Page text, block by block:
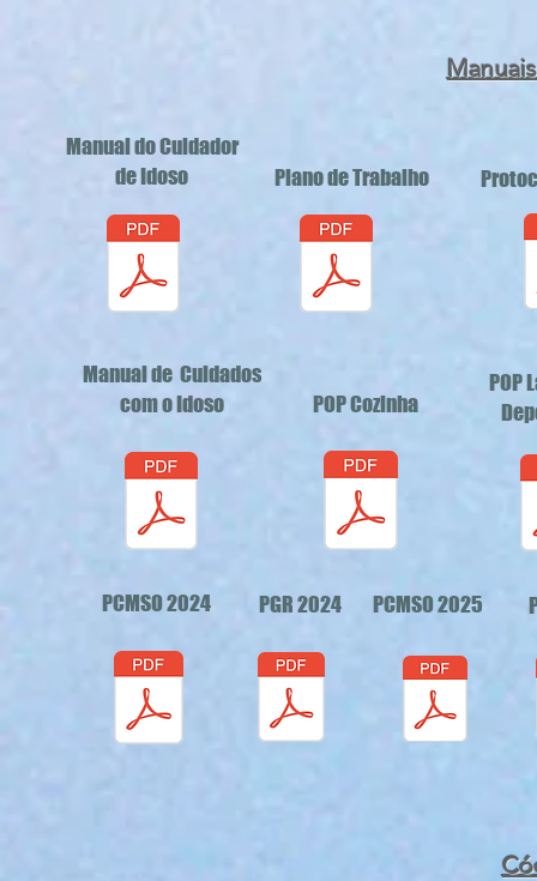
Manual do Cuidador
de Idoso
Plano de Trabalho
Manual de Cuidados
com o Idoso
POP Cozinha
POP
PCMSO 2024 PGR 2024 PCMSO 2025